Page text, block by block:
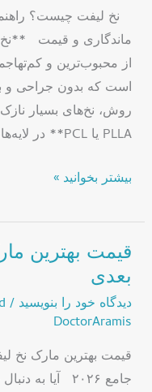
نخ لیفت چیست؟
ماندگاری و قیمت
از محبوب‌ترین و
است که بدون جراحی و
PLLA یا PCL** در لایه‌های زیرین پوست قرار […]
بیشتر بخوانید »
بعدی
دیدگاه‌ خود را بنویسید /
DoctorAramis
جامع ۲۰۲۶
قیمت
بهترین
مارک
نخ
لیفت
صورت